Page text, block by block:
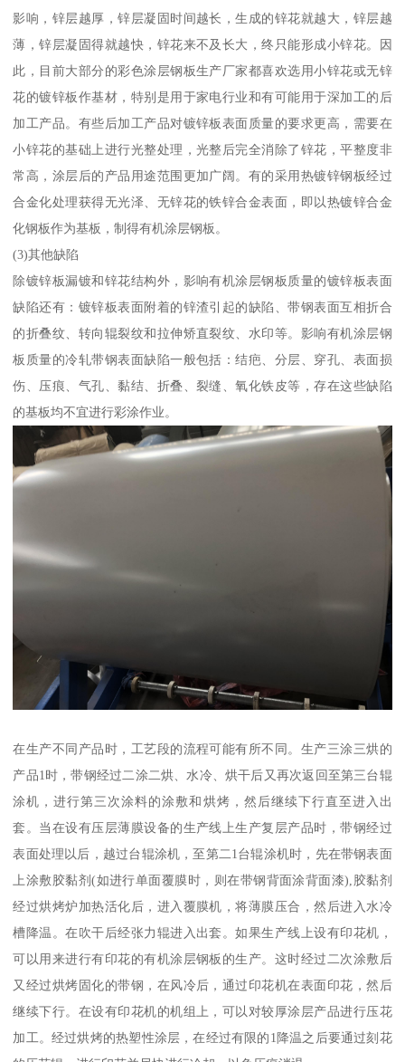
影响，锌层越厚，锌层凝固时间越长，生成的锌花就越大，锌层越
薄，锌层凝固得就越快，锌花来不及长大，终只能形成小锌花。因
此，目前大部分的彩色涂层钢板生产厂家都喜欢选用小锌花或无锌
花的镀锌板作基材，特别是用于家电行业和有可能用于深加工的后
加工产品。有些后加工产品对镀锌板表面质量的要求更高，需要在
小锌花的基础上进行光整处理，光整后完全消除了锌花，平整度非
常高，涂层后的产品用途范围更加广阔。有的采用热镀锌钢板经过
合金化处理获得无光泽、无锌花的铁锌合金表面，即以热镀锌合金
化钢板作为基板，制得有机涂层钢板。
(3)其他缺陷
除镀锌板漏镀和锌花结构外，影响有机涂层钢板质量的镀锌板表面
缺陷还有：镀锌板表面附着的锌渣引起的缺陷、带钢表面互相折合
的折叠纹、转向辊裂纹和拉伸矫直裂纹、水印等。影响有机涂层钢
板质量的冷轧带钢表面缺陷一般包括：结疤、分层、穿孔、表面损
伤、压痕、气孔、黏结、折叠、裂缝、氧化铁皮等，存在这些缺陷
的基板均不宜进行彩涂作业。
在生产不同产品时，工艺段的流程可能有所不同。生产三涂三烘的
产品1时，带钢经过二涂二烘、水冷、烘干后又再次返回至第三台辊
涂机，进行第三次涂料的涂敷和烘烤，然后继续下行直至进入出
套。当在设有压层薄膜设备的生产线上生产复层产品时，带钢经过
表面处理以后，越过台辊涂机，至第二1台辊涂机时，先在带钢表面
上涂敷胶黏剂(如进行单面覆膜时，则在带钢背面涂背面漆),胶黏剂
经过烘烤炉加热活化后，进入覆膜机，将薄膜压合，然后进入水冷
槽降温。在吹干后经张力辊进入出套。如果生产线上设有印花机，
可以用来进行有印花的有机涂层钢板的生产。这时经过二次涂敷后
又经过烘烤固化的带钢，在风冷后，通过印花机在表面印花，然后
继续下行。在设有印花机的机组上，可以对较厚涂层产品进行压花
加工。经过烘烤的热塑性涂层，在经过有限的1降温之后要通过刻花